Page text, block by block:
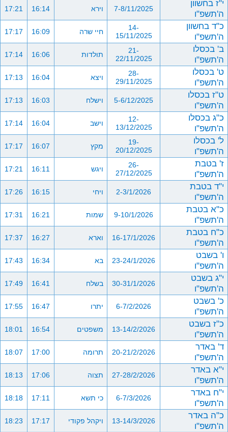
י"ז בחשוון
ה'תשפ"ו
7-8/11/2025 וירא 16:14
17:21
כ"ד בחשוון
ה'תשפ"ו
14-
15/11/2025
חיי שרה 16:09
17:17
ב' בכסלו
ה'תשפ"ו
21-
22/11/2025
תולדות 16:06
17:14
ט' בכסלו
ה'תשפ"ו
28-
29/11/2025
ויצא 16:04
17:13
ט"ז בכסלו
ה'תשפ"ו
5-6/12/2025 וישלח 16:03
17:13
כ"ג בכסלו
ה'תשפ"ו
12-
13/12/2025
וישב 16:04
17:14
ל' בכסלו
ה'תשפ"ו
19-
20/12/2025
מקץ 16:07
17:17
ז' בטבת
ה'תשפ"ו
26-
27/12/2025
ויגש 16:11
17:21
י"ד בטבת
ה'תשפ"ו
2-3/1/2026 ויחי 16:15
17:26
כ"א בטבת
ה'תשפ"ו
9-10/1/2026 שמות 16:21
17:31
כ"ח בטבת
ה'תשפ"ו
16-17/1/2026 וארא 16:27
17:37
ו' בשבט
ה'תשפ"ו
23-24/1/2026 בא 16:34
17:43
י"ג בשבט
ה'תשפ"ו
30-31/1/2026 בשלח 16:41
17:49
כ' בשבט
ה'תשפ"ו
6-7/2/2026 יתרו 16:47
17:55
כ"ז בשבט
ה'תשפ"ו
13-14/2/2026 משפטים 16:54
18:01
ד' באדר
ה'תשפ"ו
20-21/2/2026 תרומה 17:00
18:07
י"א באדר
ה'תשפ"ו
27-28/2/2026 תצוה 17:06
18:13
י"ח באדר
ה'תשפ"ו
6-7/3/2026 כי תשא 17:11
18:18
כ"ה באדר
ה'תשפ"ו
13-14/3/2026 ויקהל פקודי 17:17
18:23